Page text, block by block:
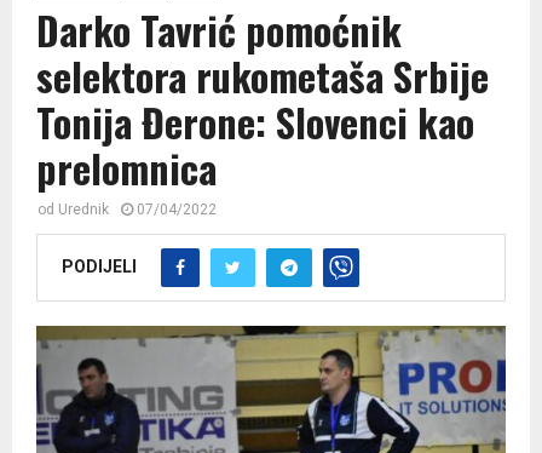
Darko Tavrić pomoćnik
selektora rukometaša Srbije
Tonija Đerone: Slovenci kao
prelomnica
od Urednik 07/04/2022
PODIJELI